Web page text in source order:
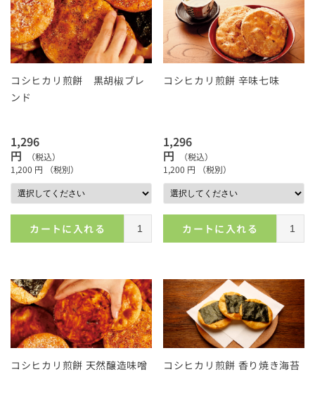
コシヒカリ煎餅 黒胡椒ブレ
ンド
1,296
円
（税込）
1,200 円 （税別）
カートに入れる
コシヒカリ煎餅 辛味七味
1,296
円
（税込）
1,200 円 （税別）
カートに入れる
コシヒカリ煎餅 天然醸造味噌 コシヒカリ煎餅 香り焼き海苔